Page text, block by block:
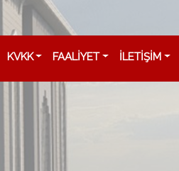
KVKK FAALİYET İLETİŞİM